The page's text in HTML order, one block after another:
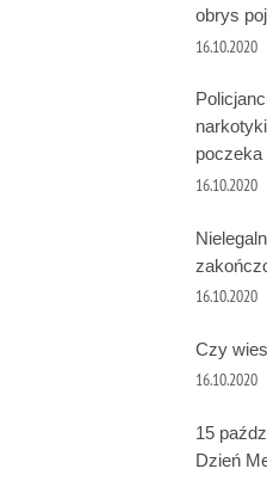
obrys
16.10.2020
16.10.2020
16.10.2020
Czy
16.10.2020
15
Dzień